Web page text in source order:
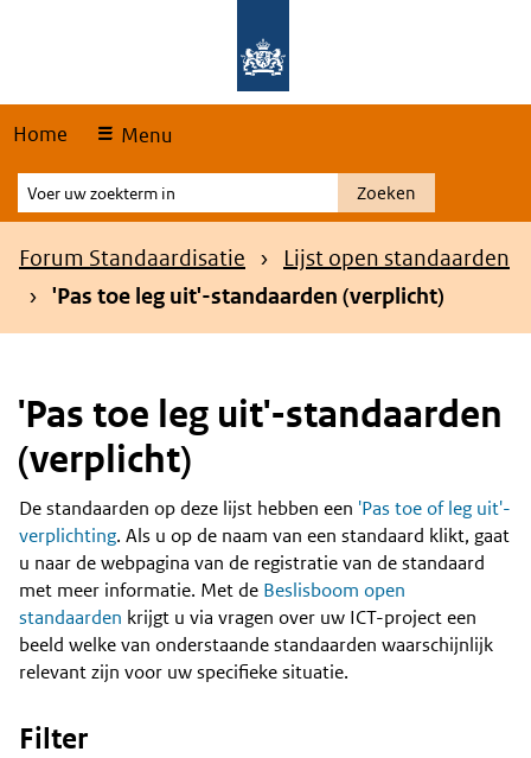
Home Menu
Voer
uw
zoekterm
Zoeken
Kruimelpad
Forum Standaardisatie
Lijst open standaarden
'Pas toe leg uit'-standaarden (verplicht)
'Pas toe leg uit'-standaarden
(verplicht)
Content
De standaarden op deze lijst hebben een 'Pas toe of leg uit'-
verplichting. Als u op de naam van een standaard klikt, gaat
u naar de webpagina van de registratie van de standaard
met meer informatie. Met de Beslisboom open
standaarden krijgt u via vragen over uw ICT-project een
beeld welke van onderstaande standaarden waarschijnlijk
relevant zijn voor uw specifieke situatie.
Filter